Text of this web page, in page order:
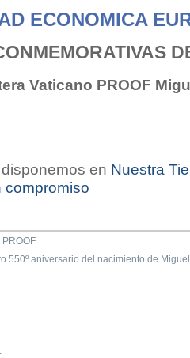
ECONOMICA
Vaticano PROOF
en Nuestra
compromiso
550º aniversario del nacimiento de